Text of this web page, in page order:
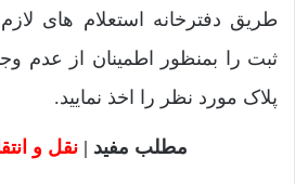
طریق دفترخانه استعلام های
ثبت را بمنظور اطمینان از عدم
پلاک مورد نظر را اخذ نمایید.
مطلب مفید |نقل و